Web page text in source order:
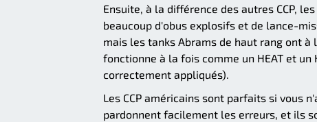
Ensuite, à la différence des autres CCP,
beaucoup d'obus explosifs et de lance-
mais les tanks Abrams de haut rang ont à
fonctionne à la fois comme un HEAT et
correctement appliqués).
Les CCP américains sont parfaits si vous
pardonnent facilement les erreurs, et ils